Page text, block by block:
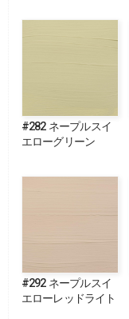
#282 ネープルスイ
エローグリーン
#292 ネープルスイ
エローレッドライト